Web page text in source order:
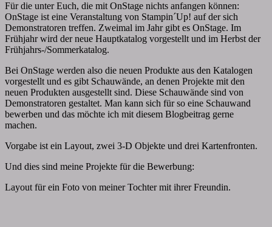
Für die unter Euch, die mit OnStage nichts anfangen können:
OnStage ist eine Veranstaltung von Stampin´Up! auf der sich
Demonstratoren treffen. Zweimal im Jahr gibt es OnStage. Im
Frühjahr wird der neue Hauptkatalog vorgestellt und im Herbst der
Frühjahrs-/Sommerkatalog.
Bei OnStage werden also die neuen Produkte aus den Katalogen
vorgestellt und es gibt Schauwände, an denen Projekte mit den
neuen Produkten ausgestellt sind. Diese Schauwände sind von
Demonstratoren gestaltet. Man kann sich für so eine Schauwand
bewerben und das möchte ich mit diesem Blogbeitrag gerne
machen.
Vorgabe ist ein Layout, zwei 3-D Objekte und drei Kartenfronten.
Und dies sind meine Projekte für die Bewerbung:
Layout für ein Foto von meiner Tochter mit ihrer Freundin.